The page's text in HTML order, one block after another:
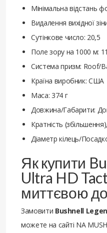
Мінімальна відстань
Видалення вихідної
Сутінкове число: 20,5
Поле зору на 1000 м:
Система призм: Roof/
Країна виробник: США
Маса: 374 г
Довжина/Габарити:
Кратність
Діаметр кілець/
Як купити
Ultra HD
миттєвою
Замовити Bushnell
можете на сайті NA